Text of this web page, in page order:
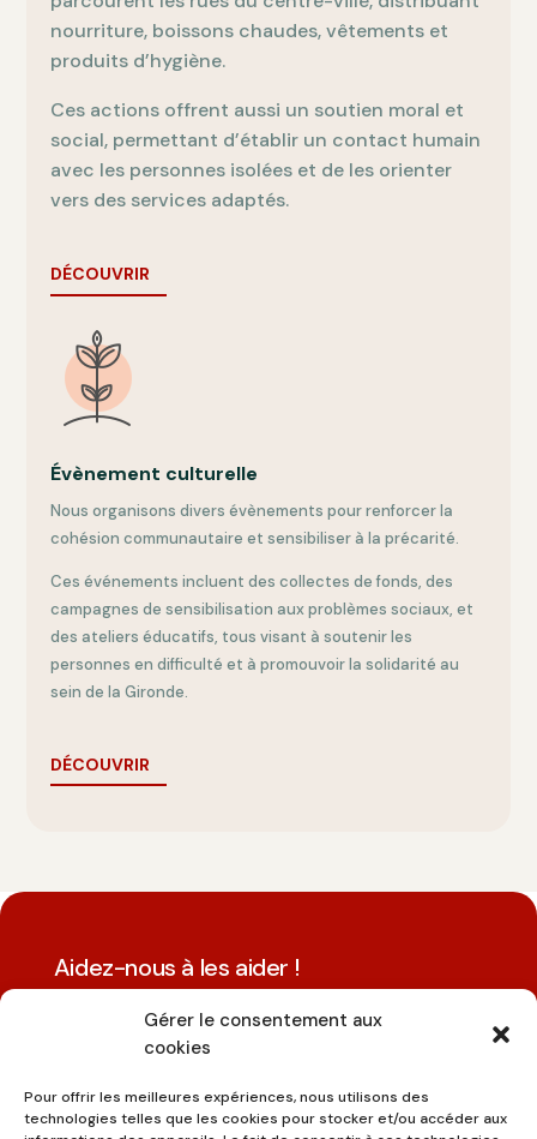
Gérer le consentement aux
cookies
Pour offrir les meilleures expériences, nous utilisons des
technologies telles que les cookies pour stocker et/ou accéder aux
nourriture, boissons chaudes, vêtements et
produits d’hygiène.
Ces actions offrent aussi un soutien moral et
social, permettant d’établir un contact humain
avec les personnes isolées et de les orienter
vers des services adaptés.
DÉCOUVRIR
Évènement culturelle
Nous organisons divers évènements pour renforcer la
cohésion communautaire et sensibiliser à la précarité.
Ces événements incluent des collectes de fonds, des
campagnes de sensibilisation aux problèmes sociaux, et
des ateliers éducatifs, tous visant à soutenir les
personnes en difficulté et à promouvoir la solidarité au
sein de la Gironde.
DÉCOUVRIR
Aidez-nous à les aider !
Devenez bénévole. Faites un don.
Commencez aujourd'hui.